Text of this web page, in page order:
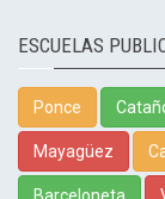
ESCUELAS
Ponce
Mayagüez